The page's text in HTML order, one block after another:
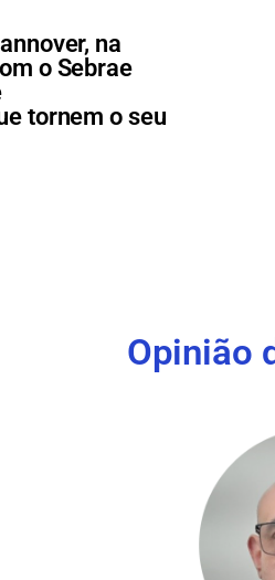
na
o Sebrae
tornem o seu
Opinião